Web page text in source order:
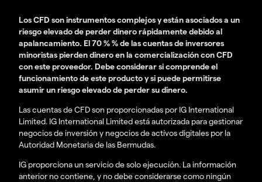
Los CFD son instrumentos complejos y están asociados a un
riesgo elevado de perder dinero rápidamente debido al
apalancamiento. El 70 % % de las cuentas de inversores
minoristas pierden dinero en la comercialización con CFD
con este proveedor. Debe considerar si comprende el
funcionamiento de este producto y si puede permitirse
asumir un riesgo elevado de perder su dinero.
Las cuentas de CFD son proporcionadas por IG International
Limited. IG International Limited está autorizada para gestionar
negocios de inversión y negocios de activos digitales por la
Autoridad Monetaria de las Bermudas.
IG proporciona un servicio de solo ejecución. La información
anterior no contiene, y no debe considerarse como ningún